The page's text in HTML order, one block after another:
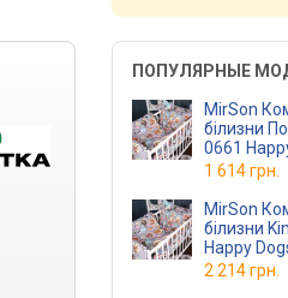
ПОПУЛЯРНЫЕ
MirSon
білизни Полуторний Євро 17-
0661
Бязь
1 614 грн.
MirSon
білизни King Size 17-0661
Happy
2 214 грн.